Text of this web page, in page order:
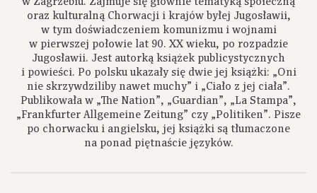
oraz kulturalną Chorwacji i krajów byłej Jugosławii,
w tym doświadczeniem komunizmu i wojnami
w pierwszej połowie lat 90. XX wieku, po rozpadzie
Jugosławii. Jest autorką książek publicystycznych
i powieści. Po polsku ukazały się dwie jej książki: „Oni
nie skrzywdziliby nawet muchy” i „Ciało z jej ciała”.
Publikowała w „The Nation”, „Guardian”, „La Stampa”,
„Frankfurter Allgemeine Zeitung” czy „Politiken”. Pisze
po chorwacku i angielsku, jej książki są tłumaczone
na ponad piętnaście języków.